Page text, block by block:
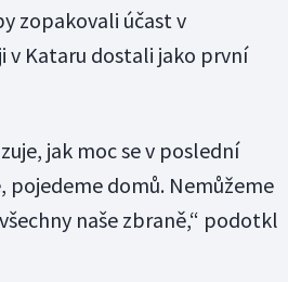
zopakovali účast v
v Kataru dostali jako první
jak moc se v poslední
pojedeme domů. Nemůžeme
naše zbraně,“ podotkl